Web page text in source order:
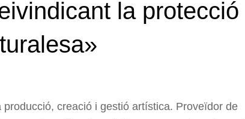
la protecció
creació i gestió artística. Proveïdor de